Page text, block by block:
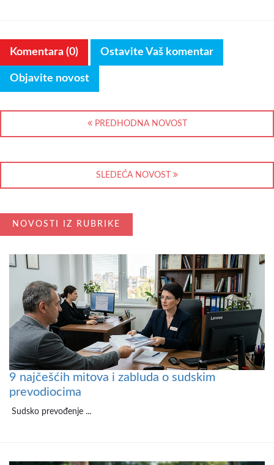
Komentara (0) Ostavite Vaš komentar
Objavite novost
PREDHODNA NOVOST
SLEDEĆA NOVOST
NOVOSTI IZ RUBRIKE
9 najčešćih mitova i zabluda o sudskim
prevodiocima
Sudsko prevođenje ...